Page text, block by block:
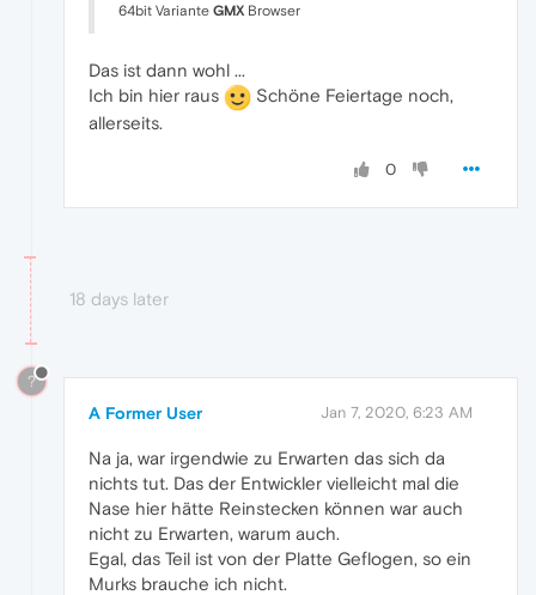
64bit Variante GMX Browser
Das ist dann wohl ...
Ich bin hier raus
Schöne Feiertage noch,
allerseits.
0
18 days later
?
A Former User Jan 7, 2020, 6:23 AM
Na ja, war irgendwie zu Erwarten das sich da
nichts tut. Das der Entwickler vielleicht mal die
Nase hier hätte Reinstecken können war auch
nicht zu Erwarten, warum auch.
Egal, das Teil ist von der Platte Geflogen, so ein
Murks brauche ich nicht.